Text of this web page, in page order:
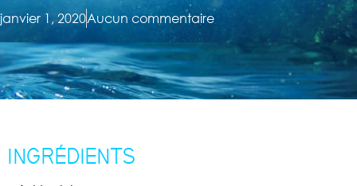
janvier 1, 2020Aucun commentaire
INGRÉDIENTS